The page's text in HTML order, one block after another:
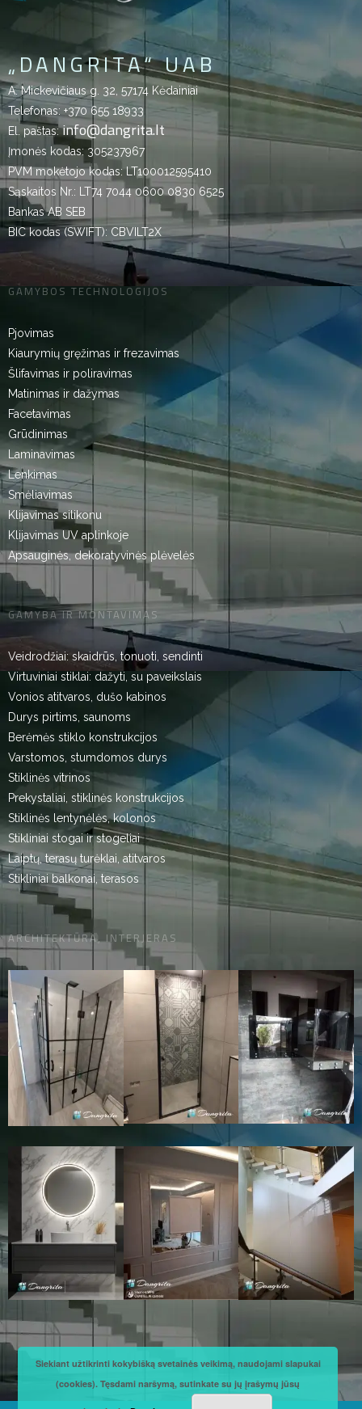
„DANGRITA“ UAB
A. Mickevičiaus g. 32, 57174 Kėdainiai
Telefonas: +370 655 18933
El. paštas:info@dangrita.lt
Įmonės kodas: 305237967
PVM mokėtojo kodas: LT100012595410
Sąskaitos Nr.: LT74 7044 0600 0830 6525
Bankas AB SEB
BIC kodas (SWIFT): CBVILT2X
GAMYBOS TECHNOLOGIJOS
Pjovimas
Kiaurymių gręžimas ir frezavimas
Šlifavimas ir poliravimas
Matinimas ir dažymas
Facetavimas
Grūdinimas
Laminavimas
Lenkimas
Smėliavimas
Klijavimas silikonu
Klijavimas UV aplinkoje
Apsauginės, dekoratyvinės plėvelės
GAMYBA IR MONTAVIMAS
Veidrodžiai: skaidrūs, tonuoti, sendinti
Virtuviniai stiklai: dažyti, su paveikslais
Vonios atitvaros, dušo kabinos
Durys pirtims, saunoms
Berėmės stiklo konstrukcijos
Varstomos, stumdomos durys
Stiklinės vitrinos
Prekystaliai, stiklinės konstrukcijos
Stiklinės lentynėlės, kolonos
Stikliniai stogai ir stogeliai
Laiptų, terasų turėklai, atitvaros
Stikliniai balkonai, terasos
ARCHITEKTŪRA, INTERJERAS
Siekiant užtikrinti kokybišką svetainės veikimą, naudojami slapukai
(cookies). Tęsdami naršymą, sutinkate su jų įrašymų jūsų